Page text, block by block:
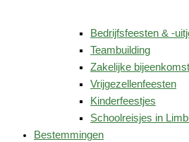
Bedrijfsfeesten & -
Teambuilding
Zakelijke
Vrijgezellenfeesten
Kinderfeestjes
Schoolreisjes in
Bestemmingen